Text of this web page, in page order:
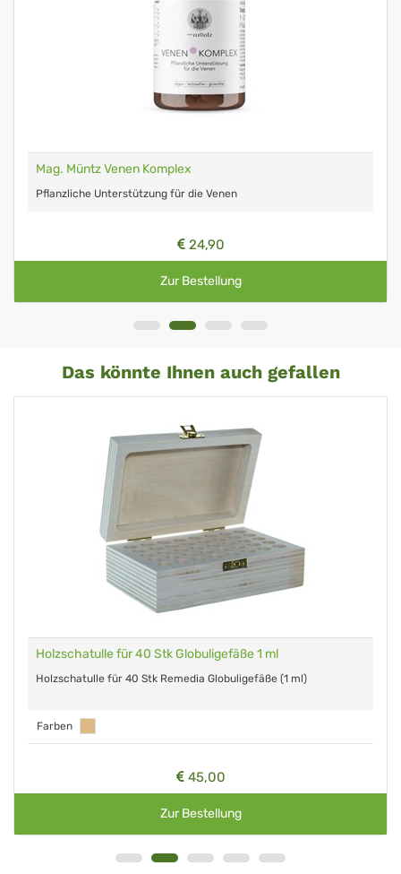
Mag. Müntz Venen Komplex
Pflanzliche Unterstützung für die Venen
24,90
Zur Bestellung
Das könnte Ihnen auch gefallen
Holzschatulle für 40 Stk Globuligefäße 1 ml
Holzschatulle für 40 Stk Remedia Globuligefäße (1 ml)
Farben
45,00
Zur Bestellung